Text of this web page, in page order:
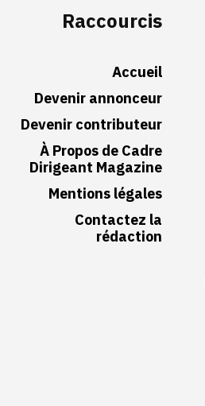
Raccourcis
Accueil
Devenir annonceur
Devenir contributeur
À Propos de Cadre
Dirigeant Magazine
Mentions légales
Contactez la
rédaction